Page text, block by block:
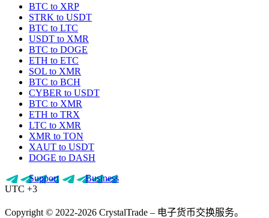
BTC to XRP
STRK to USDT
BTC to LTC
USDT to XMR
BTC to DOGE
ETH to ETC
SOL to XMR
BTC to BCH
CYBER to USDT
BTC to XMR
ETH to TRX
LTC to XMR
XMR to TON
XAUT to USDT
DOGE to DASH
Support
Business
UTC +3
Copyright © 2022-2026 CrystalTrade – 电子货币交换服务。